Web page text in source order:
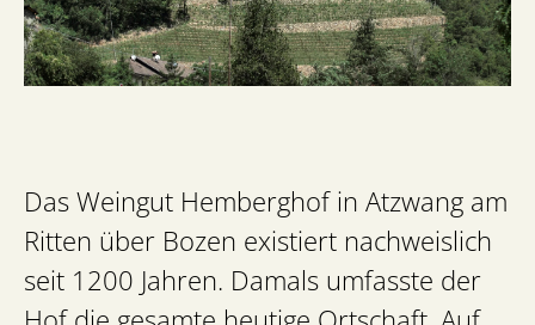
Das Weingut Hemberghof in Atzwang am
Ritten über Bozen existiert nachweislich
seit 1200 Jahren. Damals umfasste der